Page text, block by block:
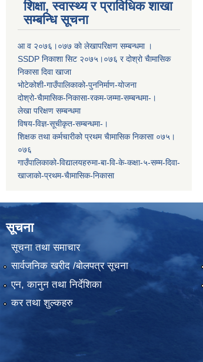
शिक्षा, स्वास्थ्य र प्राविधिक शाखा
सम्बन्धि सूचना
आ व २०७६।०७७ काे लेखापरिक्षण सम्बन्धमा ।
SSDP निकाशा सिट २०७५।०७६ र दोश्रो चैामासिक
निकासा दिवा खाजा
भोटेकोशी-गाउँपालिकाको-पुननिर्माण-योजना
दोश्रो-चैामासिक-निकासा-रकम-जम्मा-सम्बन्धमा-।
लेखा परिक्षण सम्बन्धमा
विषय-विज्ञ-सूचीकृत-सम्बन्धमा-।
शिक्षक तथा कर्मचारीको प्रथम च‌ैामासिक निकासा ०७५।
०७६
गाउँपालिकाको-विद्यालयहरुमा-बा-वि-के-कक्षा-५-सम्म-दिवा-
खाजाको-प्रथम-चैामासिक-निकासा
सूचना
सूचना तथा समाचार
सार्वजनिक खरीद /बोलपत्र सूचना
एन, कानुन तथा निर्देशिका
कर तथा शुल्कहरु